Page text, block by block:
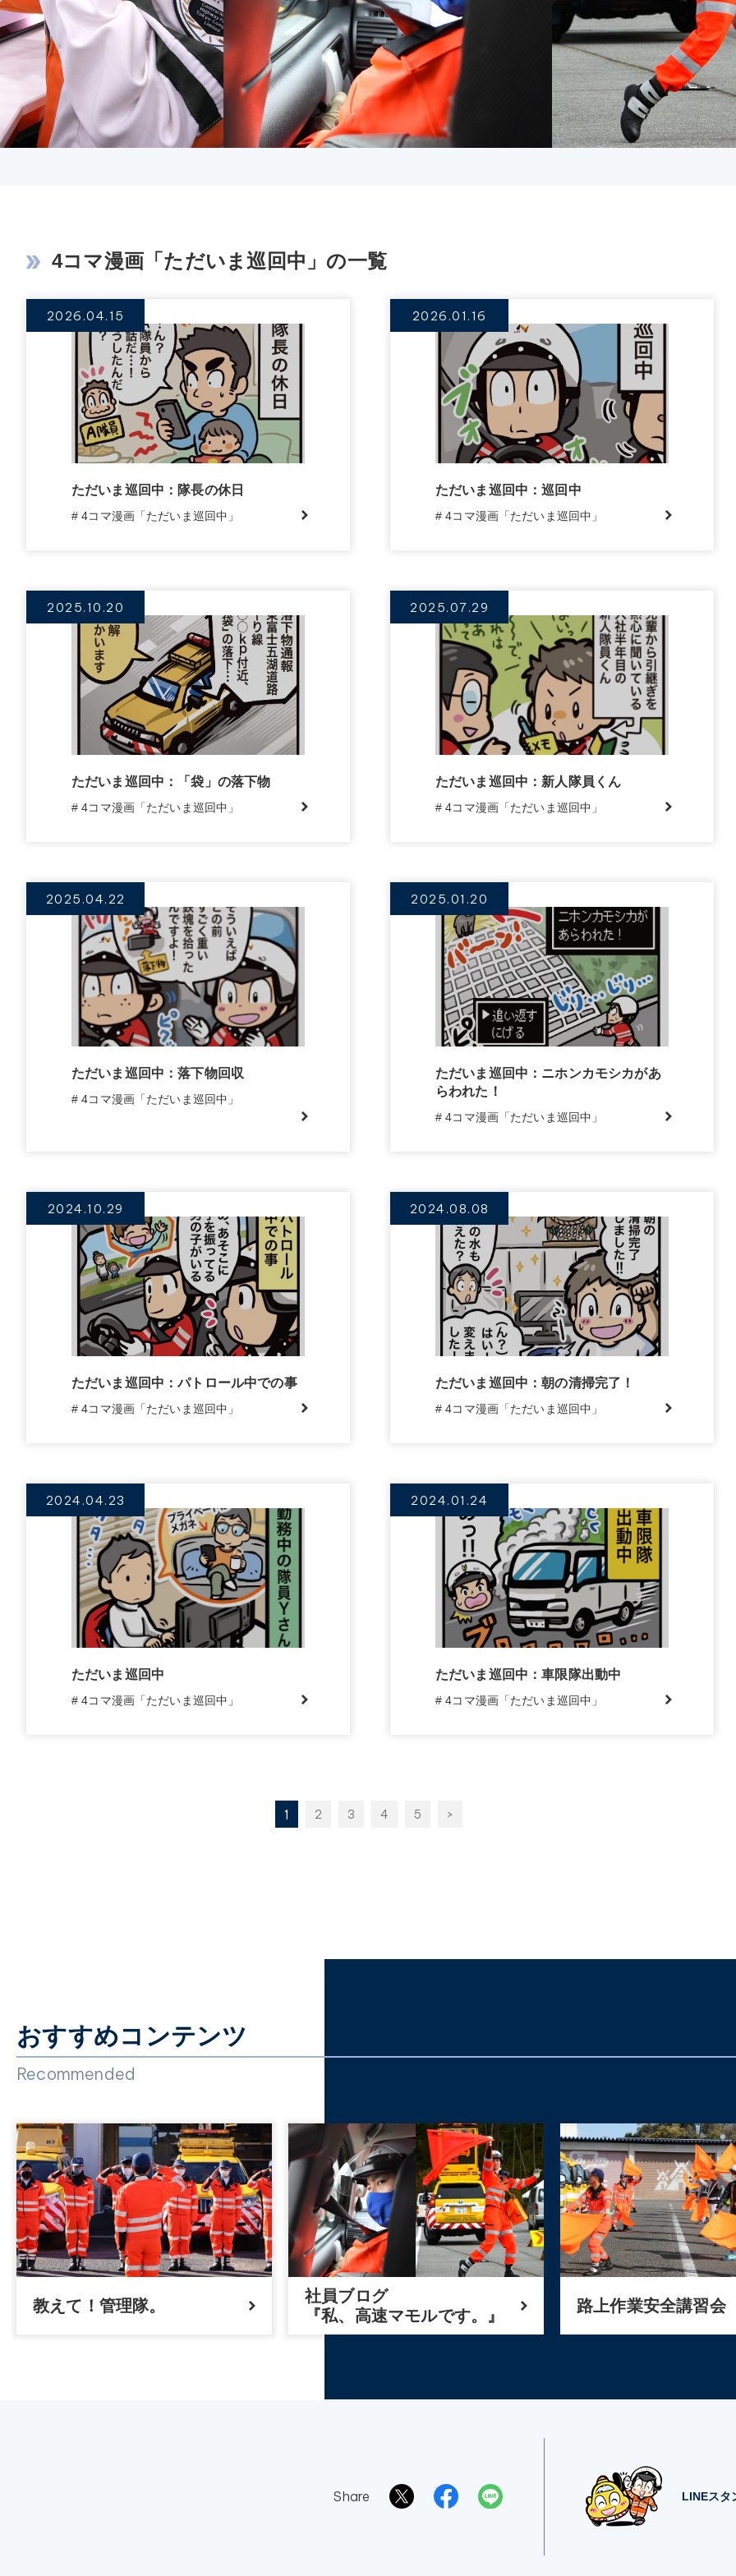
4コマ漫画「ただいま巡回中」の一覧
2026.04.15
ただいま巡回中：隊長の休日
# 4コマ漫画「ただいま巡回中」
2026.01.16
ただいま巡回中：巡回中
# 4コマ漫画「ただいま巡回中」
2025.10.20
ただいま巡回中：「袋」の落下物
# 4コマ漫画「ただいま巡回中」
2025.07.29
ただいま巡回中：新人隊員くん
# 4コマ漫画「ただいま巡回中」
2025.04.22
ただいま巡回中：落下物回収
# 4コマ漫画「ただいま巡回中」
2025.01.20
ただいま巡回中：ニホンカモシカがあ
らわれた！
# 4コマ漫画「ただいま巡回中」
2024.10.29
ただいま巡回中：パトロール中での事
# 4コマ漫画「ただいま巡回中」
2024.08.08
ただいま巡回中：朝の清掃完了！
# 4コマ漫画「ただいま巡回中」
2024.04.23
ただいま巡回中
# 4コマ漫画「ただいま巡回中」
2024.01.24
ただいま巡回中：車限隊出動中
# 4コマ漫画「ただいま巡回中」
1 2 3 4 5 >
おすすめコンテンツ
Recommended
教えて！管理隊。
社員ブログ
『私、高速マモルです。』
路上作業安全講習会
Share LINEスタ